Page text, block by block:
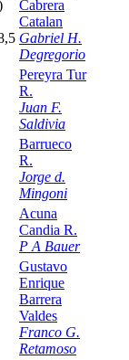
Cabrera
Catalan
Gabriel H.
Degregorio
Pereyra Tur
R.
Juan F.
Saldivia
Barrueco
R.
Jorge d.
Mingoni
Acuna
Candia R.
P A Bauer
Gustavo
Enrique
Barrera
Valdes
Franco G.
Retamoso